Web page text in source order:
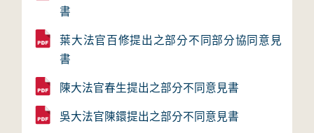
書
葉大法官百修提出之部分不同部分協同意見
書
陳大法官春生提出之部分不同意見書
吳大法官陳鐶提出之部分不同意見書